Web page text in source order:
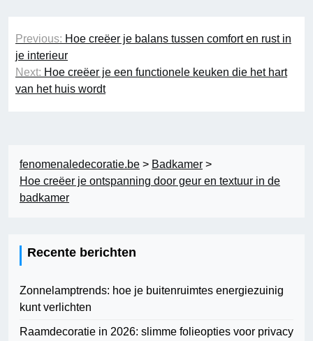
Berichtnavigatie
Previous: Hoe creëer je balans tussen comfort en rust in
je interieur
Next: Hoe creëer je een functionele keuken die het hart
van het huis wordt
fenomenaledecoratie.be > Badkamer >
Hoe creëer je ontspanning door geur en textuur in de
badkamer
Recente berichten
Zonnelamptrends: hoe je buitenruimtes energiezuinig
kunt verlichten
Raamdecoratie in 2026: slimme folieopties voor privacy